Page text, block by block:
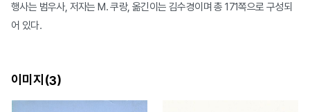
행사는 범우사, 저자는 M. 쿠랑, 옮긴이는 김수경이며 총 171쪽으로 구성되
어 있다.
이미지(3)